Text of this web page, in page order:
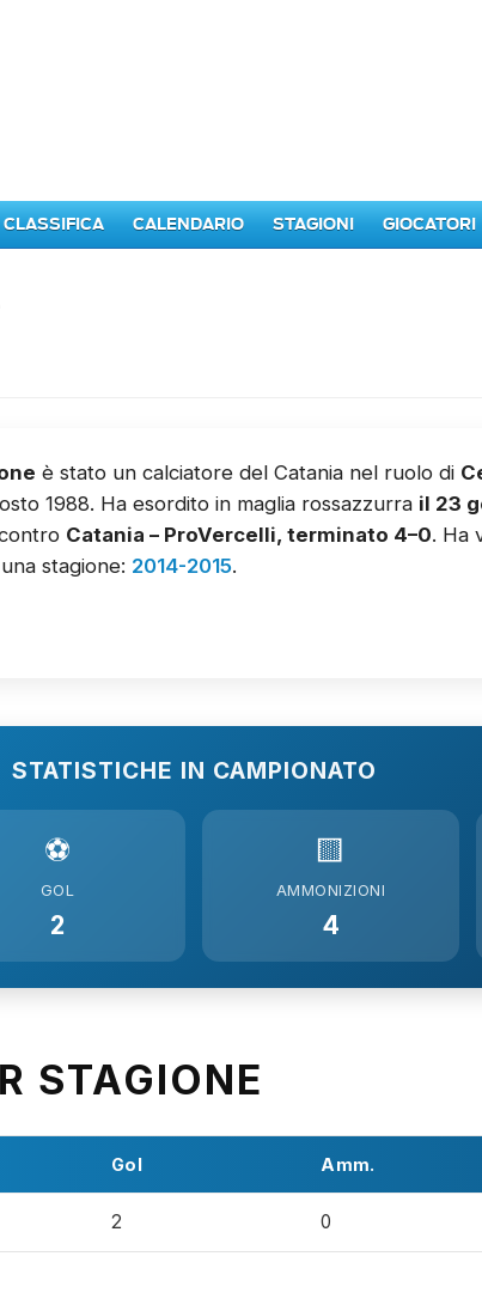
CLASSIFICA CALENDARIO STAGIONI GIOCATORI
è stato un calciatore del Catania nel ruolo di
1988. Ha esordito in maglia rossazzurra il 23
Catania – ProVercelli, terminato 4–0. Ha
stagione: 2014-2015.
STATISTICHE IN CAMPIONATO
⚽
GOL
2
🟨
AMMONIZIONI
4
STAGIONE
Gol Amm.
2 0